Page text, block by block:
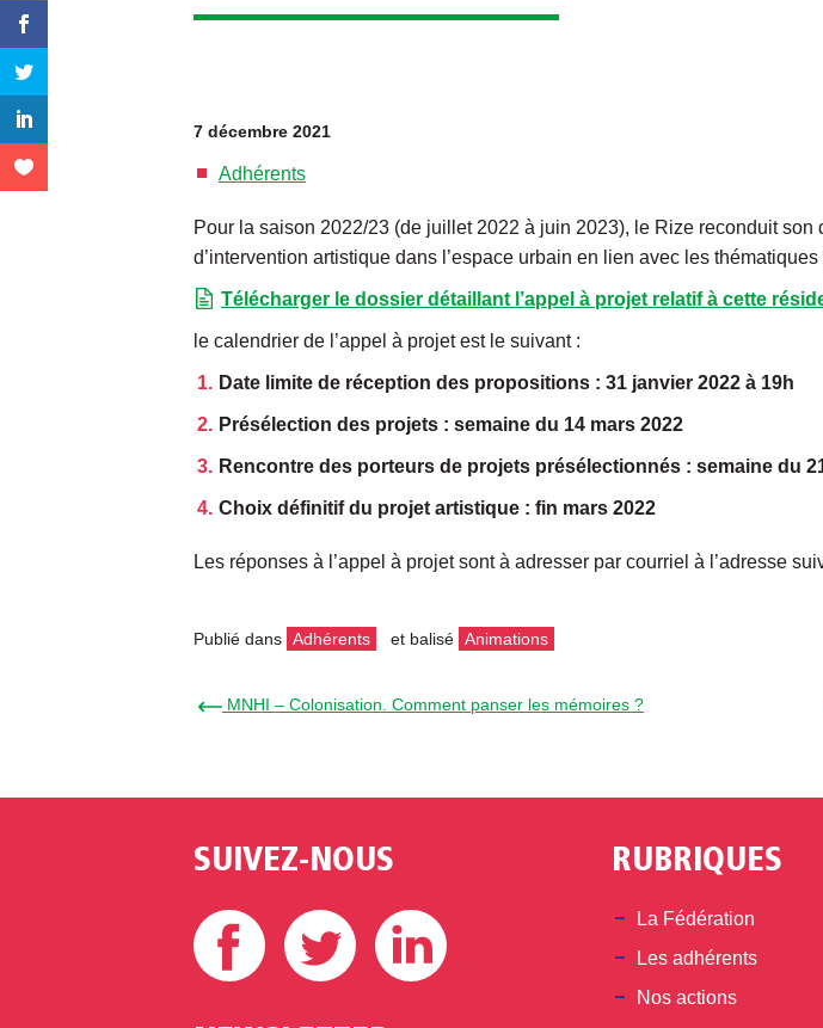
7 décembre 2021
Adhérents
Pour la saison 2022/23 (de juillet 2022 à juin 2023), le Rize reconduit
d’intervention artistique dans l’espace urbain en lien avec les
Télécharger le dossier détaillant l’appel à projet relatif à cette
le calendrier de l’appel à projet est le suivant :
Date limite de réception des propositions : 31 janvier 2022 à 19h
Présélection des projets : semaine du 14 mars 2022
Rencontre des porteurs de projets présélectionnés : semaine du
Choix définitif du projet artistique : fin mars 2022
Les réponses à l’appel à projet sont à adresser par courriel à l’adresse
Publié dans Adhérents et balisé Animations
← MNHI – Colonisation. Comment panser les mémoires ?
SUIVEZ-NOUS
Facebook Twitter
RUBRIQUES
La Fédération
Les adhérents
Nos actions